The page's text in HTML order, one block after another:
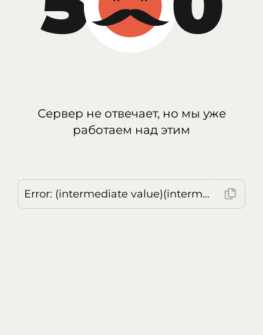
Сервер не отвечает, но мы уже
работаем над этим
Error: (intermediate value)(intermediate value)(intermediate value).replaceAll is not a function